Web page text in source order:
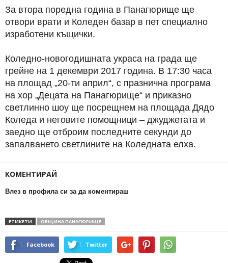
За втора поредна година в Панагюрище ще
отвори врати и Коледен базар в пет специално
изработени къщички.
Коледно-новогодишната украса на града ще
грейне на 1 декември 2017 година. В 17:30 часа
на площад „20-ти април“, с празнична програма
на хор „Децата на Панагюрище“ и приказно
светлинно шоу ще посрещнем на площада Дядо
Коледа и неговите помощници – джуджетата и
заедно ще отброим последните секунди до
запалването светлините на Коледната елха.
КОМЕНТИРАЙ
Влез в профила си за да коментираш
ЕТИКЕТИ ОБЩИНА ПАНАГЮРИЩЕ
Facebook Twitter